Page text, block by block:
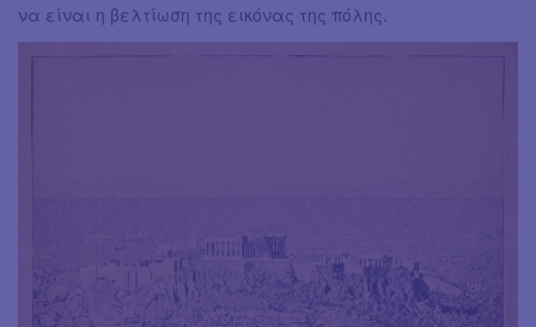
να είναι η βελτίωση της εικόνας της πόλης.